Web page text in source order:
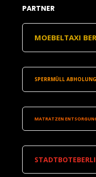
PARTNER
MOEBELTAXI
SPERRMÜLL
MATRATZEN